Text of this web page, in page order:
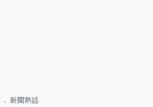
新聞熱話